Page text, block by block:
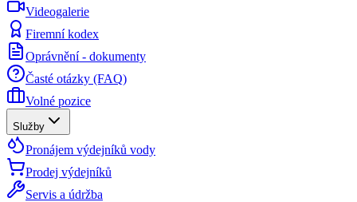
Videogalerie
Firemní kodex
Oprávnění - dokumenty
Časté otázky (FAQ)
Volné pozice
Služby
Pronájem výdejníků vody
Prodej výdejníků
Servis a údržba